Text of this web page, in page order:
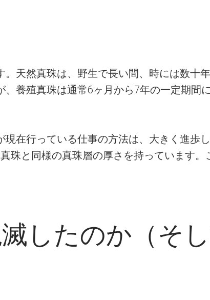
天然真珠は、野生で長い間、時には数十
養殖真珠は通常6ヶ月から7年の一定期間
在行っている仕事の方法は、大きく進歩
珠と同様の真珠層の厚さを持っています。
したのか（そ